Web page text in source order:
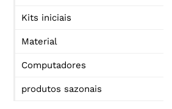
Kits iniciais
Material
Computadores
produtos sazonais